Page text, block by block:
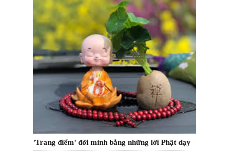
'Trang điểm' đời mình bằng những lời Phật dạy